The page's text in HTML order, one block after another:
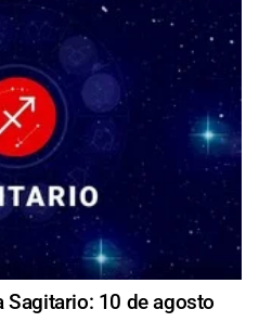
Sagitario: 10 de agosto